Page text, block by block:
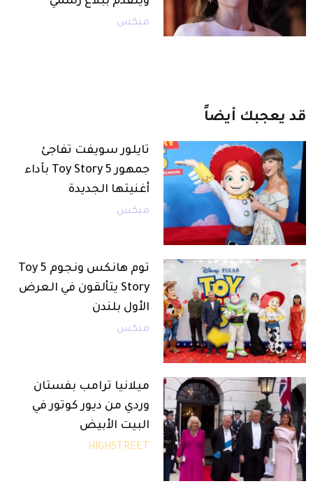
ميكس
قد يعجبك أيضاً
تايلور سويفت تفاجئ
جمهور Toy Story 5 بآداء
أغنيتها الجديدة
ميكس
توم هانكس ونجوم 5 Toy
Story يتألقون في العرض
الأول بلندن
ميكس
ميلانيا ترامب بفستان
وردي من ديور كوتور في
البيت الأبيض
HIGHSTREET